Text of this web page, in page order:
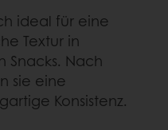
ideal für eine
Textur in
Snacks. Nach
sie eine
Konsistenz.